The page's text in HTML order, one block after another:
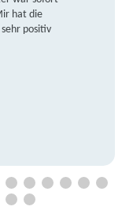
hat die
positiv